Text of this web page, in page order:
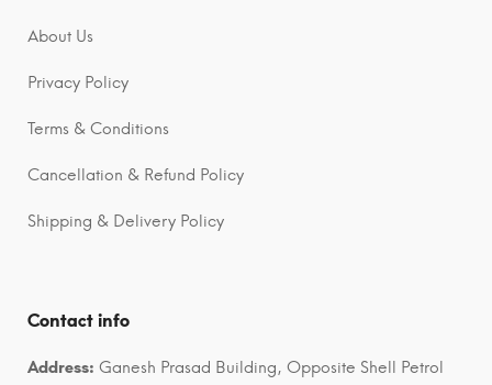
About Us
Privacy Policy
Terms & Conditions
Cancellation & Refund Policy
Shipping & Delivery Policy
Contact info
Address: Ganesh Prasad Building, Opposite Shell Petrol